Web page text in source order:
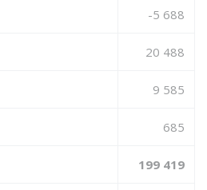
-5 688
20 488
9 585
685
199 419